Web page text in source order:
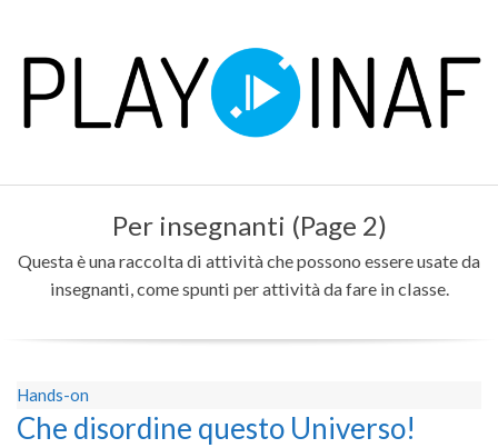
content
P
A
Menu
Per insegnanti (Page 2)
Questa è una raccolta di attività che possono essere usate da
insegnanti, come spunti per attività da fare in classe.
Hands-on
Che disordine questo Universo!